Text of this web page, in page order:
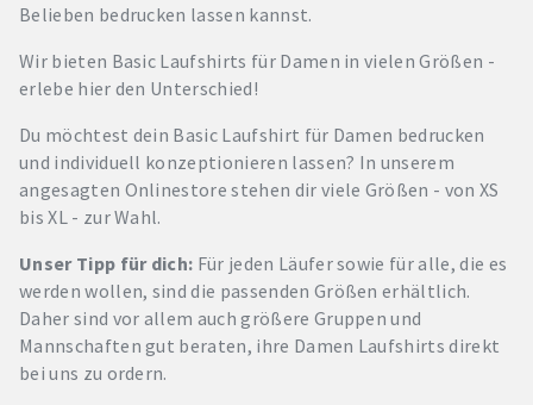
Belieben bedrucken lassen kannst.
Wir bieten Basic Laufshirts für Damen in vielen Größen -
erlebe hier den Unterschied!
Du möchtest dein Basic Laufshirt für Damen bedrucken
und individuell konzeptionieren lassen? In unserem
angesagten Onlinestore stehen dir viele Größen - von XS
bis XL - zur Wahl.
Unser Tipp für dich: Für jeden Läufer sowie für alle, die es
werden wollen, sind die passenden Größen erhältlich.
Daher sind vor allem auch größere Gruppen und
Mannschaften gut beraten, ihre Damen Laufshirts direkt
bei uns zu ordern.